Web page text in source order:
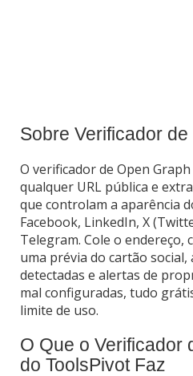
Sobre Verificador
O verificador de Open
qualquer URL pública e
que controlam a aparência
Facebook, LinkedIn, X
Telegram. Cole o endereço,
uma prévia do cartão social,
detectadas e alertas de
mal configuradas, tudo
limite de uso.
O Que o Verificador
do ToolsPivot Faz